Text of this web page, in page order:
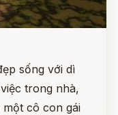
sống với dì
trong nhà,
cô con gái